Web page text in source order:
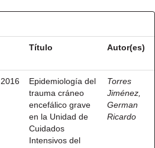
Título Autor(es)
2016
Epidemiología del
trauma cráneo
encefálico grave
en la Unidad de
Cuidados
Intensivos del
Torres
Jiménez,
German
Ricardo